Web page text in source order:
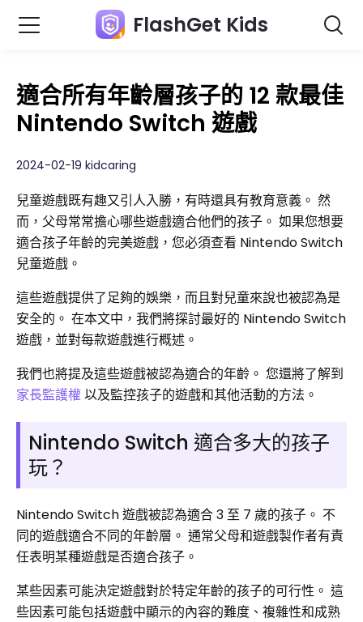
FlashGet Kids
適合所有年齡層孩子的 12 款最佳
Nintendo Switch 遊戲
2024-02-19 kidcaring
兒童遊戲既有趣又引人入勝，有時還具有教育意義。 然
而，父母常常擔心哪些遊戲適合他們的孩子。 如果您想要
適合孩子年齡的完美遊戲，您必須查看 Nintendo Switch
兒童遊戲。
這些遊戲提供了足夠的娛樂，而且對兒童來說也被認為是
安全的。 在本文中，我們將探討最好的 Nintendo Switch
遊戲，並對每款遊戲進行概述。
我們也將提及這些遊戲被認為適合的年齡。 您還將了解到
家長監護權以及監控孩子的遊戲和其他活動的方法。
Nintendo Switch 適合多大的孩子
玩？
Nintendo Switch 遊戲被認為適合 3 至 7 歲的孩子。 不
同的遊戲適合不同的年齡層。 通常父母和遊戲製作者有責
任表明某種遊戲是否適合孩子。
某些因素可能決定遊戲對於特定年齡的孩子的可行性。 這
些因素可能包括遊戲中顯示的內容的難度、複雜性和成熟